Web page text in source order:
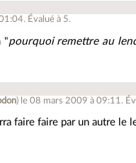
. Évalué à 5.
"pourquoi remettre au
) le 08 mars 2009 à 09:11 .
faire faire par un autre le